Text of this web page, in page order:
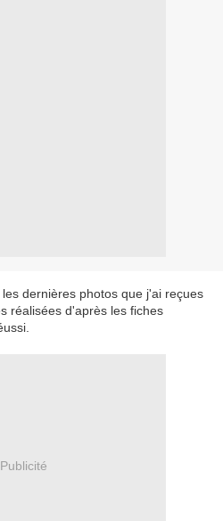
dernières photos que j'ai reçues
réalisées d'après les fiches
Publicité